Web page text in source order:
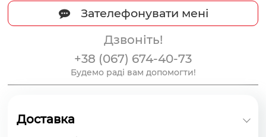
Зателефонувати мені
Дзвоніть!
+38 (067) 674-40-73
Будемо раді вам допомогти!
Доставка